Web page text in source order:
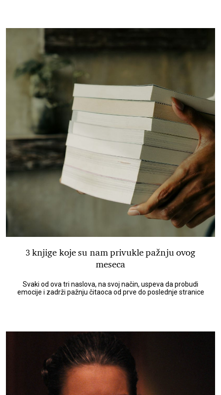
3 knjige koje su nam privukle pažnju ovog
meseca
Svaki od ova tri naslova, na svoj način, uspeva da probudi
emocije i zadrži pažnju čitaoca od prve do poslednje stranice